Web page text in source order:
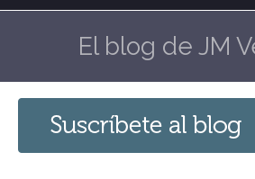
El blog de JM